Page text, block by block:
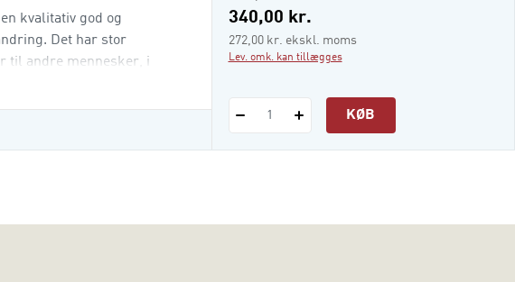
kvalitativ god og
Det har stor
til andre mennesker, i
340,00 kr.
272,00 kr. ekskl. moms
Lev. omk. kan tillægges
1 KØB